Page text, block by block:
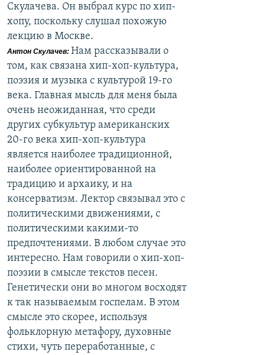
Скулачева. Он выбрал курс по хип-
хопу, поскольку слушал похожую
лекцию в Москве.
Антон Скулачев: Нам рассказывали о
том, как связана хип-хоп-культура,
поэзия и музыка с культурой 19-го
века. Главная мысль для меня была
очень неожиданная, что среди
других субкультур американских
20-го века хип-хоп-культура
является наиболее традиционной,
наиболее ориентированной на
традицию и архаику, и на
консерватизм. Лектор связывал это с
политическими движениями, с
политическими какими-то
предпочтениями. В любом случае это
интересно. Нам говорили о хип-хоп-
поэзии в смысле текстов песен.
Генетически они во многом восходят
к так называемым госпелам. В этом
смысле это скорее, используя
фольклорную метафору, духовные
стихи, чуть переработанные, с